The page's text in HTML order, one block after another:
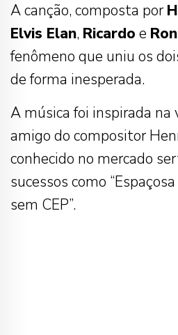
A canção, composta por
Elvis Elan, Ricardo e
fenômeno que uniu os
de forma inesperada.
A música foi inspirada na
amigo do compositor
conhecido no mercado
sucessos como
sem CEP”.